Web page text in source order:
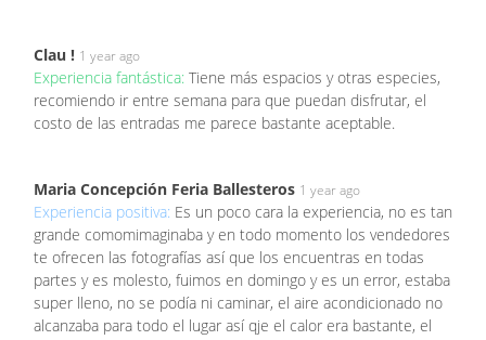
Clau ! 1 year ago
Experiencia fantástica: Tiene más espacios y otras especies,
recomiendo ir entre semana para que puedan disfrutar, el
costo de las entradas me parece bastante aceptable.
Maria Concepción Feria Ballesteros 1 year ago
Experiencia positiva: Es un poco cara la experiencia, no es tan
grande comomimaginaba y en todo momento los vendedores
te ofrecen las fotografías así que los encuentras en todas
partes y es molesto, fuimos en domingo y es un error, estaba
super lleno, no se podía ni caminar, el aire acondicionado no
alcanzaba para todo el lugar así qje el calor era bastante, el